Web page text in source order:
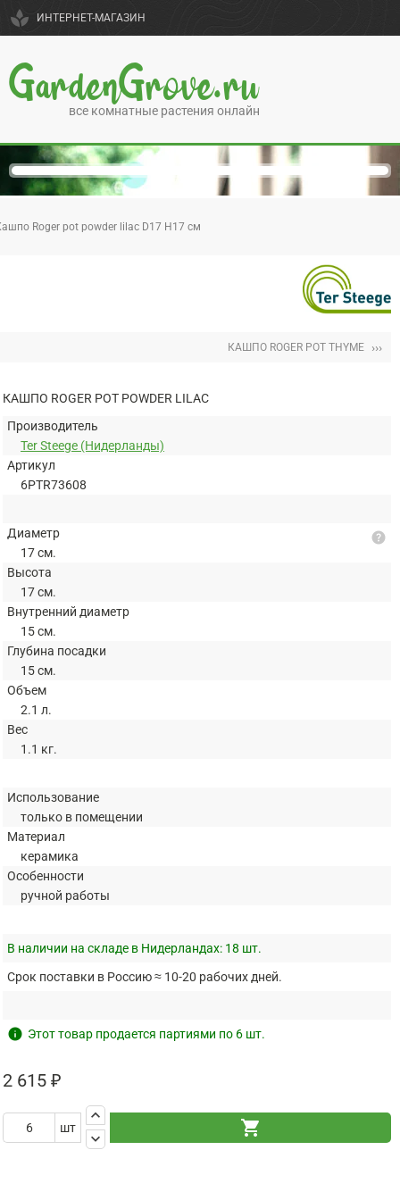
spa ИНТЕРНЕТ-МАГАЗИН
GardenGrove.ru
все комнатные растения онлайн
Roger pot powder lilac D17 H17 см
КАШПО ROGER POT THYME ›››
КАШПО ROGER POT POWDER LILAC
Производитель
Ter Steege (Нидерланды)
Артикул
6PTR73608
Диаметр
17 см.
Высота
17 см.
Внутренний диаметр
15 см.
Глубина посадки
15 см.
Объем
2.1 л.
Вес
1.1 кг.
help
Использование
только в помещении
Материал
керамика
Особенности
ручной работы
В наличии на складе в Нидерландах: 18 шт.
Срок поставки в Россию ≈ 10-20 рабочих дней.
info Этот товар продается партиями по 6 шт.
2 615 ₽
шт
keyboard_arrow_up
keyboard_arrow_down
shopping_cart